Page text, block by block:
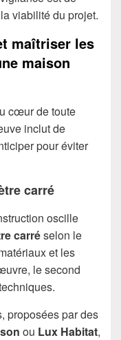
viabilité du projet.
maîtriser les
maison
cœur de toute
inclut de
pour éviter
carré
oscille
carréselon le
et les
le second
proposées par des
ou Lux Habitat,